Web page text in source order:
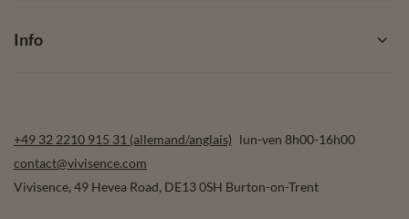
Info
+49 32 2210 915 31 (allemand/anglais) lun-ven 8h00-16h00
contact@vivisence.com
Vivisence, 49 Hevea Road, DE13 0SH Burton-on-Trent